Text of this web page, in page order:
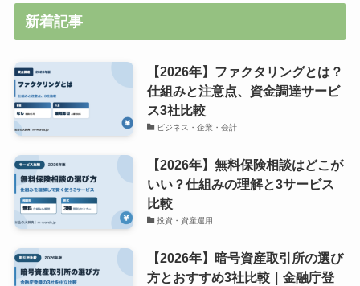
新着記事
【2026年】ファクタリングとは？
仕組みと注意点、資金調達サービ
ス3社比較
ビジネス・企業・会計
【2026年】無料保険相談はどこが
いい？仕組みの理解と3サービス
比較
投資・資産運用
【2026年】暗号資産取引所の選び
方とおすすめ3社比較｜金融庁登